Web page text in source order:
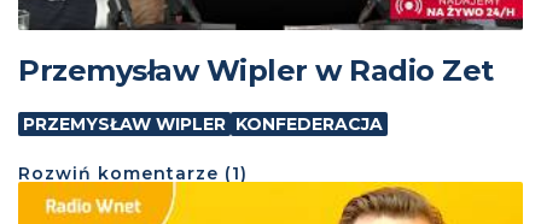
Przemysław Wipler w Radio Zet
PRZEMYSŁAW WIPLER KONFEDERACJA
Rozwiń komentarze (1)